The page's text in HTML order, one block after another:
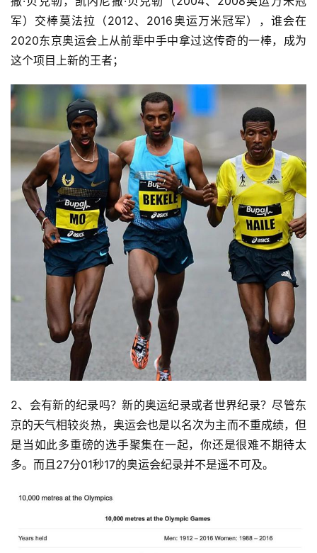
军）交棒莫法拉（2012、2016奥运万米冠军），谁会在
2020东京奥运会上从前辈中手中拿过这传奇的一棒，成为
这个项目上新的王者；
2、会有新的纪录吗？新的奥运纪录或者世界纪录？尽管东
京的天气相较炎热，奥运会也是以名次为主而不重成绩，但
是当如此多重磅的选手聚集在一起，你还是很难不期待太
多。而且27分01秒17的奥运会纪录并不是遥不可及。